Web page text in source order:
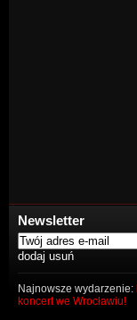
Newsletter
Najnowsze wydarzenie:
koncert we Wrocławiu!